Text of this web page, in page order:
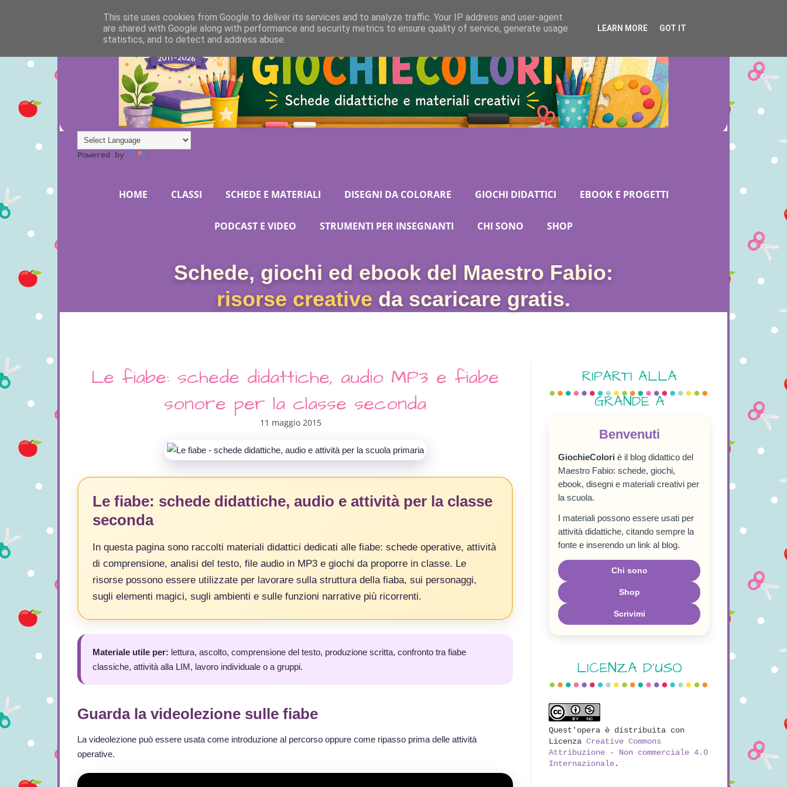
Powered by
HOME CLASSI SCHEDE E MATERIALI DISEGNI DA COLORARE GIOCHI DIDATTICI EBOOK E PROGETTI
PODCAST E VIDEO STRUMENTI PER INSEGNANTI CHI SONO SHOP
Schede, giochi ed ebook del Maestro Fabio:
risorse creative da scaricare gratis.
Le fiabe: schede didattiche, audio MP3 e fiabe
sonore per la classe seconda
11 maggio 2015
Le fiabe: schede didattiche, audio e attività per la classe
seconda
In questa pagina sono raccolti materiali didattici dedicati alle fiabe: schede operative, attività
di comprensione, analisi del testo, file audio in MP3 e giochi da proporre in classe. Le
risorse possono essere utilizzate per lavorare sulla struttura della fiaba, sui personaggi,
sugli elementi magici, sugli ambienti e sulle funzioni narrative più ricorrenti.
Materiale utile per: lettura, ascolto, comprensione del testo, produzione scritta, confronto tra fiabe
classiche, attività alla LIM, lavoro individuale o a gruppi.
Guarda la videolezione sulle fiabe
La videolezione può essere usata come introduzione al percorso oppure come ripasso prima delle attività
operative.
RIPARTI ALLA
GRANDE A
SETTEMBRE!
Benvenuti
GiochieColori è il blog didattico del
Maestro Fabio: schede, giochi,
ebook, disegni e materiali creativi per
la scuola.
I materiali possono essere usati per
attività didattiche, citando sempre la
fonte e inserendo un link al blog.
Chi sono
Shop
Scrivimi
LICENZA D'USO
Quest'opera è distribuita con
Licenza Creative Commons
Attribuzione - Non commerciale 4.0
Internazionale.
This site uses cookies from Google to deliver its services and to analyze traffic. Your IP address and user-agent
are shared with Google along with performance and security metrics to ensure quality of service, generate usage
statistics, and to detect and address abuse.
LEARN MORE GOT IT